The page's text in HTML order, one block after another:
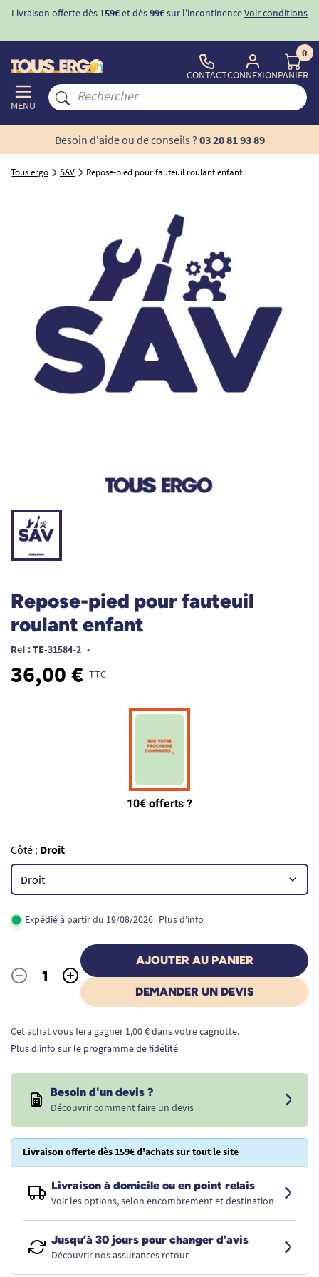
Livraison offerte dès 159€et dès99€sur l'incontinenceVoir conditions
MENU
CONTACTCONNEXION
0
PANIER
Besoin d'aide ou de conseils ? 03 20 81 93 89
Tous ergo SAV Repose-pied pour fauteuil roulant enfant
Repose-pied pour fauteuil
roulant enfant
Ref : TE-31584-2 •
36,00 € TTC
Côté : Droit
Expédié à partir du 19/08/2026 Plus d'info
Quantité
- +
AJOUTER AU PANIER
DEMANDER UN DEVIS
Cet achat vous fera gagner 1,00 € dans votre cagnotte.
Plus d'info sur le programme de fidélité
Besoin d'un devis ?
Découvrir comment faire un devis
Livraison offerte dès 159€ d'achats sur tout le site
Livraison à domicile ou en point relais
Voir les options, selon encombrement et destination
Jusqu’à 30 jours pour changer d’avis
Découvrir nos assurances retour